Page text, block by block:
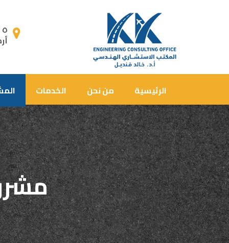
٥ ط شارع المعز لدين الله,
الرئيسية من نحن الخدمات